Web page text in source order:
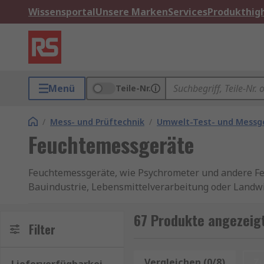
WissensportalUnsere MarkenServices
Menü Teile-Nr.
/ Mess- und Prüftechnik / Umwelt-Test- und
Feuchtemessgeräte
Feuchtemessgeräte, wie Psychrometer und andere
Bauindustrie, Lebensmittelverarbeitung oder
Produktqualität zu sichern. Erfahren Sie mehr in
hauseigenen professionellen Marke.
Filter 67 Produkte